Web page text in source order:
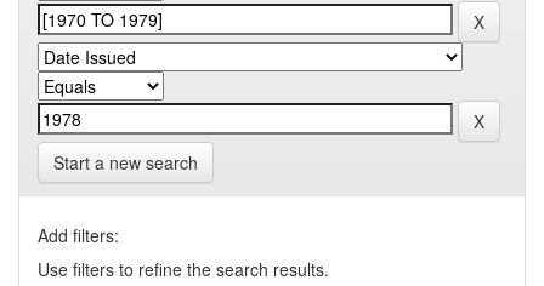
Start a new search
Add filters:
Use filters to refine the search results.